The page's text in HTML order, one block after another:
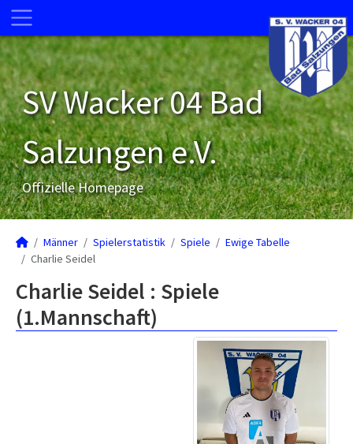
SV Wacker 04 Bad
Salzungen e.V.
Offizielle Homepage
Männer Spielerstatistik Spiele
Ewige Tabelle
Charlie Seidel
Charlie Seidel : Spiele
(1.Mannschaft)